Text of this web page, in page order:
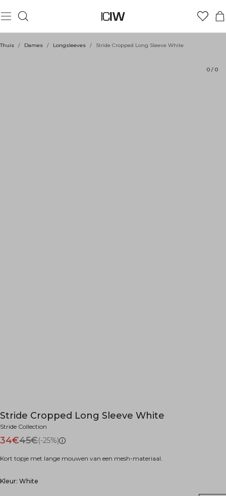
Thuis / Dames / Longsleeves / Stride Cropped Long Sleeve White
0 / 0
Stride Cropped Long Sleeve White
Stride Collection
34€45€(-25%)
Kort topje met lange mouwen van een mesh-materiaal.
Kleur: White